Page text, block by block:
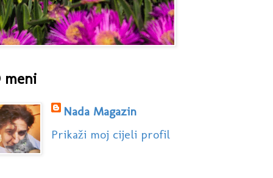
meni
Nada Magazin
Prikaži moj cijeli profil